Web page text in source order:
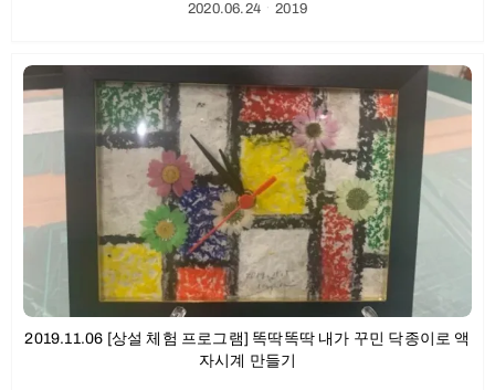
2020.06.24ㆍ2019
2019.11.06 [상설 체험 프로그램] 똑딱똑딱 내가 꾸민 닥종이로 액
자시계 만들기